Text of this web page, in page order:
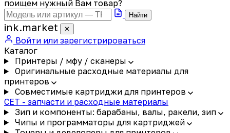
поищем нужный Вам товар?
Найти
ink.market ✕
Войти или зарегистрироваться
Каталог
Принтеры / мфу / сканеры
Оригинальные расходные материалы для
принтеров
Совместимые картриджи для принтеров
CET - запчасти и расходные материалы
Зип и компоненты: барабаны, валы, ракели, зип
Чипы и программаторы для картриджей